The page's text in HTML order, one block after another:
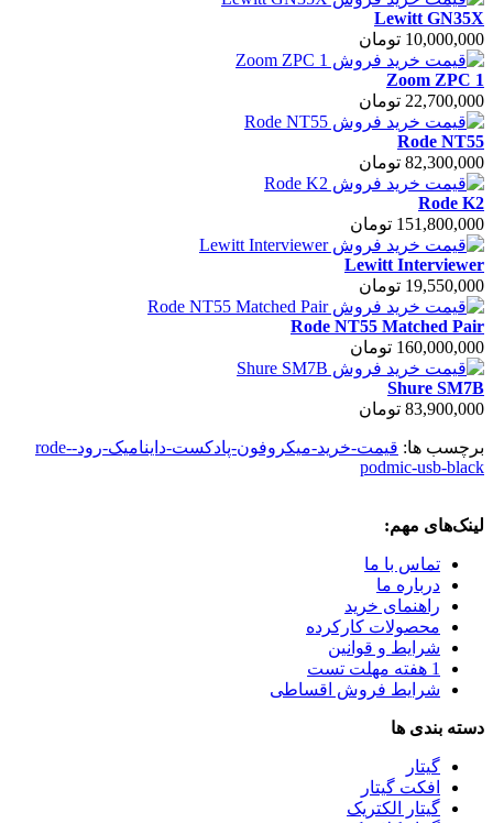
Lewitt GN35X
10,000,000 تومان
Zoom ZPC 1
22,700,000 تومان
Rode NT55
82,300,000 تومان
Rode K2
151,800,000 تومان
Lewitt Interviewer
19,550,000 تومان
Rode NT55 Matched Pair
160,000,000 تومان
Shure SM7B
83,900,000 تومان
برچسب ها:
قیمت-خرید-میکروفون-پادکست-داینامیک-رود-rode-
podmic-usb-black
لینک‌های مهم:
تماس با ما
درباره ما
راهنمای خرید
محصولات کارکرده
شرایط و قوانین
1 هفته مهلت تست
شرایط فروش اقساطی
دسته بندی ها
گیتار
افکت گیتار
گیتار الکتریک